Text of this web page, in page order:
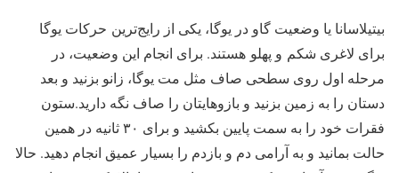
بیتیلاسانا یا وضعیت گاو در یوگا، یکی از رایج‌ترین حرکات یوگا
برای لاغری شکم و پهلو هستند. برای انجام این وضعیت، در
مرحله اول روی سطحی صاف مثل مت یوگا، زانو بزنید و بعد
دستان را به زمین بزنید و بازوهایتان را صاف نگه دارید.ستون
فقرات خود را به سمت پایین بکشید و برای ۳۰ ثانیه در همین
حالت بمانید و به آرامی دم و بازدم را بسیار عمیق انجام دهید. حالا